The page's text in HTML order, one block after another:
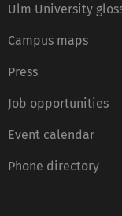
Ulm University
Campus maps
Press
Job opportunities
Event calendar
Phone directory